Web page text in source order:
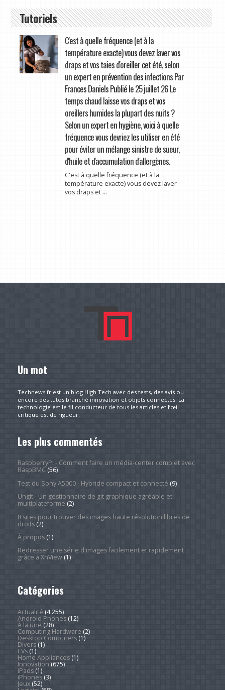
Tutoriels
C'est à quelle fréquence (et à la
température exacte) vous devez laver vos
draps et vos taies d'oreiller cet été, selon
un expert en prévention des infections Par
Frances Daniels Publié le 25 juillet 26 Le
temps chaud laisse vos draps et vos
oreillers humides la plupart des nuits ?
Selon un expert en hygiène, voici à quelle
fréquence vous devriez les utiliser en été
pour éviter un mélange sinistre de sueur,
d'huile et d'accumulation d'allergènes.
C'est à quelle fréquence (et à la
température exacte) vous devez laver
vos draps et ...
Un mot
Technews.fr est un blog High Tech avec des tests, des avis ou
encore des tutos branché innovation et objets connectés. La
technologie est le fil conducteur de tous les articles et l’œil
critique est de rigueur.
Les plus commentés
RaspberryPi - Comment faire un média-center complet avec
RaspBMC(56)
Test du Sony A5000 - Hybride compact et connecté (9)
Ungit - Un gestionnaire de git graphique agréable et
multiplateforme (2)
8 sites pour trouver des images haute résolution libres de
droits(2)
À propos(1)
Redresser une série d'images facilement et rapidement
grâce à XnView(1)
Catégories
Actualité (4 255)
Android Phones(12)
À la une (28)
Computing Hardware (2)
Desktop Computers(1)
Divers(1)
EVs(1)
Home Appliances(1)
Innovation (675)
iPads(1)
iPhones(3)
Jeux(52)